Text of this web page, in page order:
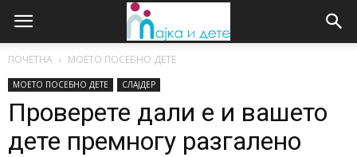
ПОЧЕТНА МОЕТО ПОСЕБНО ДЕТЕ
МОЕТО ПОСЕБНО ДЕТЕ СЛАЈДЕР
Проверете дали е и вашето
дете премногу разгалено